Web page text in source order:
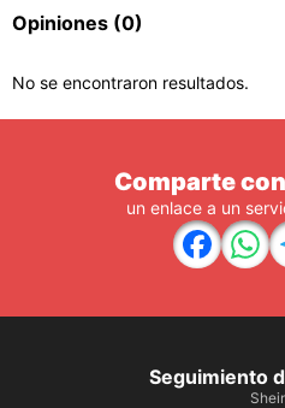
Opiniones (0)
No se encontraron resultados.
Comparte
un enlace a un
Seguimiento